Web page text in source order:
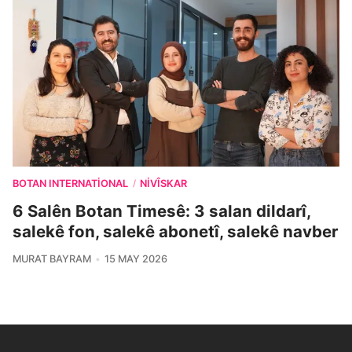
BOTAN INTERNATIONAL / NIVÎSKAR
6 Salên Botan Timesê: 3 salan dildarî,
salekê fon, salekê abonetî, salekê navber
MURAT BAYRAM 15 MAY 2026